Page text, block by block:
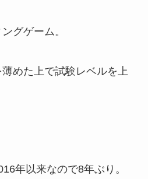
グゲーム。
めた上で試験レベルを上
年以来なので8年ぶり。